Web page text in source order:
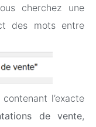
cherchez une
des mots entre
l’exacte
de vente,